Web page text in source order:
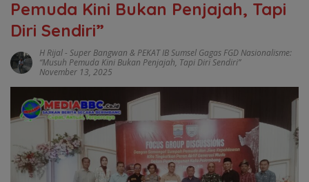
Pemuda Kini Bukan Penjajah, Tapi
Diri Sendiri”
H Rijal- Super Bangwan & PEKAT IB Sumsel Gagas FGD Nasionalisme:
“Musuh Pemuda Kini Bukan Penjajah, Tapi Diri Sendiri”
November 13, 2025